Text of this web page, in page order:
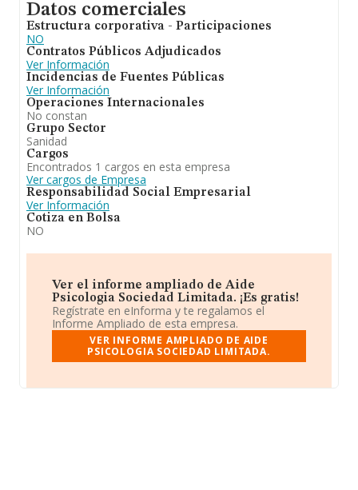
Datos comerciales
Estructura corporativa - Participaciones
NO
Contratos Públicos Adjudicados
Ver Información
Incidencias de Fuentes Públicas
Ver Información
Operaciones Internacionales
No constan
Grupo Sector
Sanidad
Cargos
Encontrados 1 cargos en esta empresa
Ver cargos de Empresa
Responsabilidad Social Empresarial
Ver Información
Cotiza en Bolsa
NO
Ver el informe ampliado de Aide
Psicologia Sociedad Limitada. ¡Es gratis!
Regístrate en eInforma y te regalamos el
Informe Ampliado de esta empresa.
VER INFORME AMPLIADO DE AIDE
PSICOLOGIA SOCIEDAD LIMITADA.